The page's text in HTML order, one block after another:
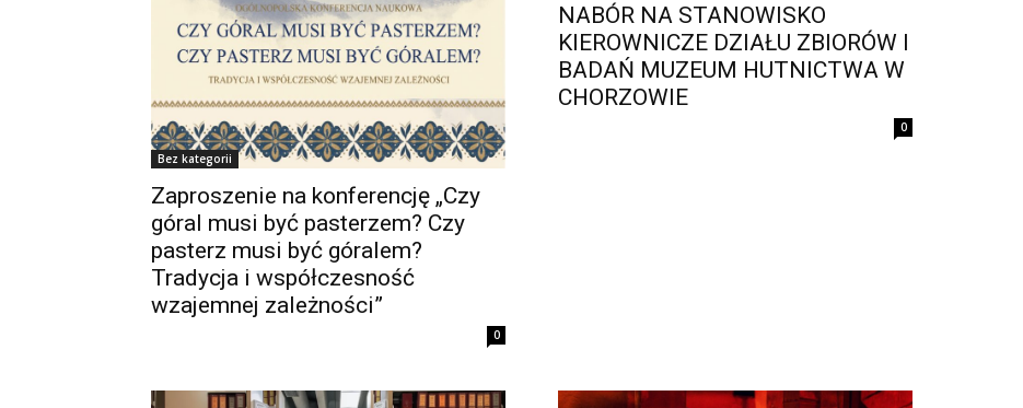
Bez kategorii
Zaproszenie na konferencję „Czy
góral musi być pasterzem? Czy
pasterz musi być góralem?
Tradycja i współczesność
wzajemnej zależności”
0
NABÓR NA STANOWISKO
KIEROWNICZE DZIAŁU ZBIORÓW I
BADAŃ MUZEUM HUTNICTWA W
CHORZOWIE
0